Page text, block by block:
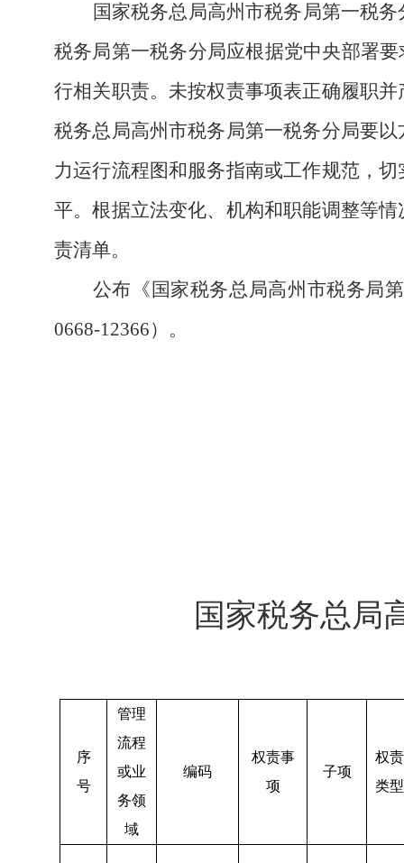
国家税务总局高州市税务局第一税
税务局第一税务分局应根据党中央部署要
行相关职责。未按权责事项表正确履职
税务总局高州市税务局第一税务分局要
力运行流程图和服务指南或工作规范，
平。根据立法变化、机构和职能调整等
责清单。
公布《国家税务总局高州市税务局
0668-12366）。
国家税务总局
序
号
管理
流程
或业
务领
域
编码
权责事
项
子项
权责
类型